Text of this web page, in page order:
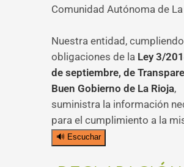
Comunidad Autónoma de La
Nuestra entidad,
obligaciones de la Ley 3/
de septiembre, de
Buen Gobierno de La Rioja,
suministra la información
para el cumplimiento a la
🔊 Escuchar